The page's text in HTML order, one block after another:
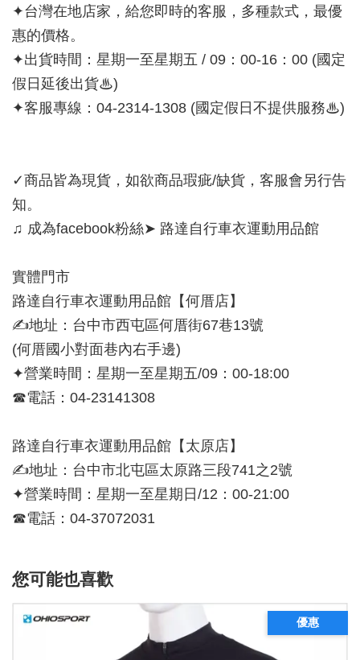
✦台灣在地店家，給您即時的客服，多種款式，最優
惠的價格。
✦出貨時間：星期一至星期五 / 09：00-16：00 (國定
假日延後出貨♨)
✦客服專線：04-2314-1308 (國定假日不提供服務♨)
✓商品皆為現貨，如欲商品瑕疵/缺貨，客服會另行告
知。
♫ 成為facebook粉絲➤ 路達自行車衣運動用品館
實體門市
路達自行車衣運動用品館【何厝店】
✍地址：台中市西屯區何厝街67巷13號
(何厝國小對面巷內右手邊)
✦營業時間：星期一至星期五/09：00-18:00
☎電話：04-23141308
路達自行車衣運動用品館【太原店】
✍地址：台中市北屯區太原路三段741之2號
✦營業時間：星期一至星期日/12：00-21:00
☎電話：04-37072031
您可能也喜歡
優惠